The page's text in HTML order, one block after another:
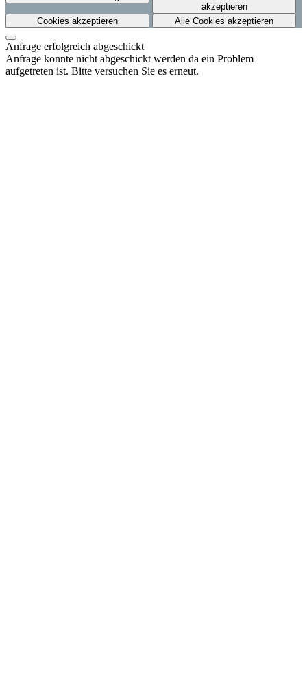
akzeptieren
Cookies akzeptieren
Alle Cookies akzeptieren
Anfrage erfolgreich abgeschickt
Anfrage konnte nicht abgeschickt werden da ein Problem
aufgetreten ist. Bitte versuchen Sie es erneut.